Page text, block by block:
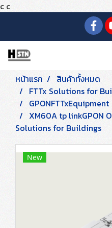
c c
หน้าแรก
สินค้าทั้งหมด
FTTx Solutions for
GPONFTTxEquipment
XM60A tp linkGPON
Solutions for Buildings
New